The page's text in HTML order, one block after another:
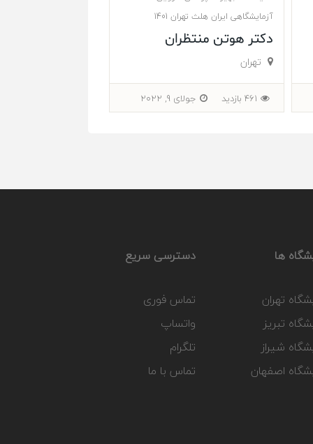
آزمایشگاهی ایران هلث تهران 1401
پویندگان راه سعادت
تهران
617 بازدید جولای 9, 2022
ها
تهران
تبریز
شیراز
اصفهان
دسترسی سریع
تماس فوری
واتساپ
تلگرام
تماس با ما